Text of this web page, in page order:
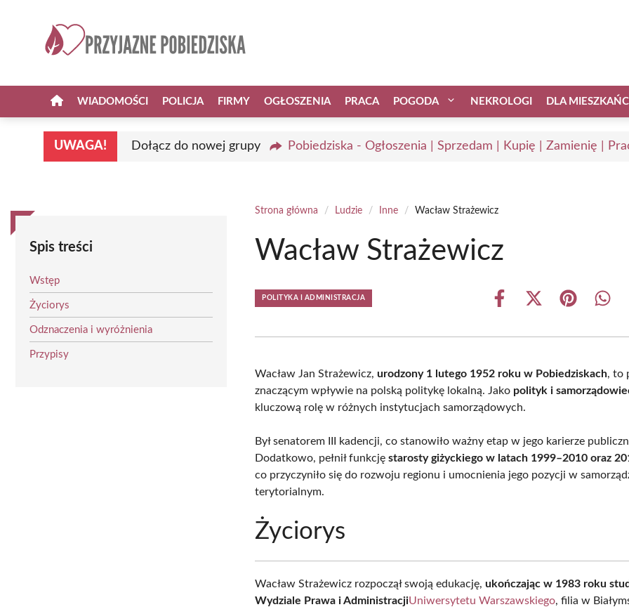
WIADOMOŚCI POLICJA FIRMY OGŁOSZENIA PRACA POGODA NEKROLOGI DLA
UWAGA! Dołącz do nowej grupy Pobiedziska - Ogłoszenia | Sprzedam | Kupię | Zamienię |
Spis treści
Wstęp
Życiorys
Odznaczenia i wyróżnienia
Przypisy
Strona główna / Ludzie / Inne / Wacław Strażewicz
Wacław Strażewicz
POLITYKA I ADMINISTRACJA
Share
Share
(Twitter)
Share Share
Wacław Jan Strażewicz,urodzony 1 lutego 1952 roku w Pobiedziskach, to
znaczącym wpływie na polską politykę lokalną. Jako polityk i
kluczową rolę w różnych instytucjach samorządowych.
Był senatorem III kadencji, co stanowiło ważny etap w jego karierze
Dodatkowo, pełnił funkcjęstarosty giżyckiego w latach 1999–2010 oraz
co przyczyniło się do rozwoju regionu i umocnienia jego pozycji w
terytorialnym.
Życiorys
Wacław Strażewicz rozpoczął swoją edukację,ukończając w 1983 roku
Wydziale Prawa i AdministracjiUniwersytetu Warszawskiego, filia w